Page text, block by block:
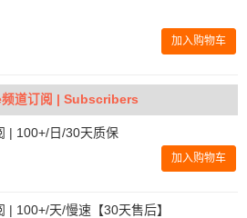
加入购物车
道订阅 | Subscribers
| 100+/日/30天质保
加入购物车
| 100+/天/慢速【30天售后】